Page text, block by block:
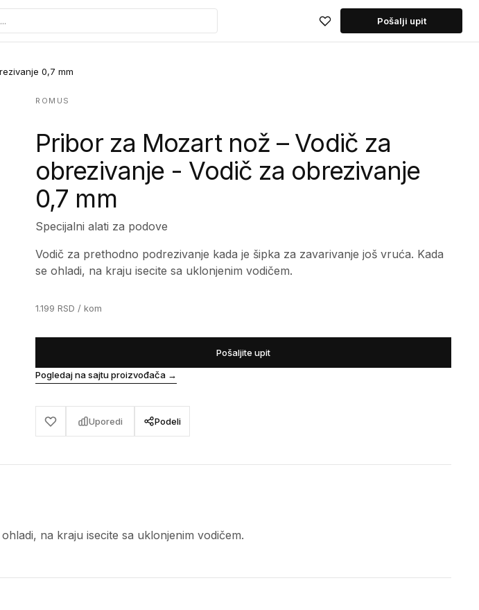
Pošalji upit
0,7 mm
ROMUS
Pribor za Mozart nož – Vodič za
obrezivanje - Vodič za obrezivanje
0,7 mm
Specijalni alati za podove
Vodič za prethodno podrezivanje kada je šipka za zavarivanje još vruća. Kada
se ohladi, na kraju isecite sa uklonjenim vodičem.
1.199 RSD / kom
Pošaljite upit
Pogledaj na sajtu proizvođača →
Uporedi Podeli
na kraju isecite sa uklonjenim vodičem.